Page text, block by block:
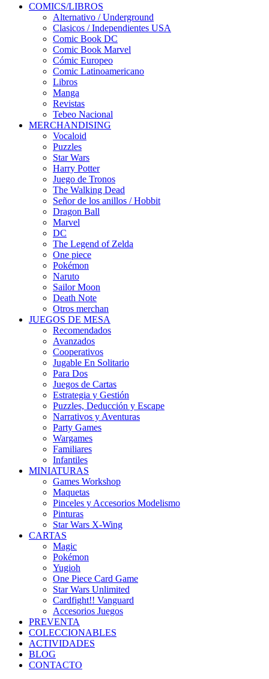
COMICS/LIBROS
Alternativo / Underground
Clasicos / Independientes USA
Comic Book DC
Comic Book Marvel
Cómic Europeo
Comic Latinoamericano
Libros
Manga
Revistas
Tebeo Nacional
MERCHANDISING
Vocaloid
Puzzles
Star Wars
Harry Potter
Juego de Tronos
The Walking Dead
Señor de los anillos / Hobbit
Dragon Ball
Marvel
DC
The Legend of Zelda
One piece
Pokémon
Naruto
Sailor Moon
Death Note
Otros merchan
JUEGOS DE MESA
Recomendados
Avanzados
Cooperativos
Jugable En Solitario
Para Dos
Juegos de Cartas
Estrategia y Gestión
Puzzles, Deducción y Escape
Narrativos y Aventuras
Party Games
Wargames
Familiares
Infantiles
MINIATURAS
Games Workshop
Maquetas
Pinceles y Accesorios Modelismo
Pinturas
Star Wars X-Wing
CARTAS
Magic
Pokémon
Yugioh
One Piece Card Game
Star Wars Unlimited
Cardfight!! Vanguard
Accesorios Juegos
PREVENTA
COLECCIONABLES
ACTIVIDADES
BLOG
CONTACTO